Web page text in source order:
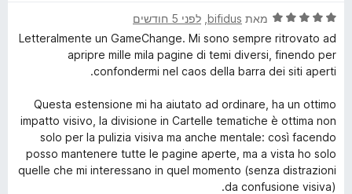
ך
5
מ
ת
ו
ך
ו
ג
5
מ
ו
ך
5
ד
י
ר
ו
5
מ
ת
ו
ך
5
מאת bifidus לפני 5 חודשים
Letteralmente un GameChange. Mi sono sempre ritrovato ad
apripre mille mila pagine di temi diversi, finendo per
confondermi nel caos della barra dei siti aperti.
Questa estensione mi ha aiutato ad ordinare, ha un ottimo
impatto visivo, la divisione in Cartelle tematiche è ottima non
solo per la pulizia visiva ma anche mentale: così facendo
posso mantenere tutte le pagine aperte, ma a vista ho solo
quelle che mi interessano in quel momento (senza distrazioni
da confusione visiva).